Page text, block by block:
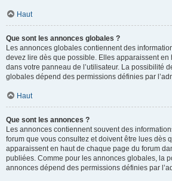
Haut
Que sont les annonces globales ?
Les annonces globales contiennent des
devez lire dès que possible. Elles apparaissent en
dans votre panneau de l’utilisateur. La possibilité
globales dépend des permissions définies par
Haut
Que sont les annonces ?
Les annonces contiennent souvent des
forum que vous consultez et doivent être lues dès
apparaissent en haut de chaque page du forum
publiées. Comme pour les annonces globales, la
annonces dépend des permissions définies par